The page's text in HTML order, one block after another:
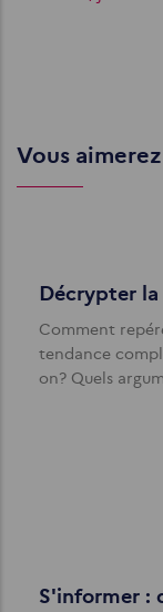
Vous
Décrypter
Comment
tendance
on? Quels
S'informer :